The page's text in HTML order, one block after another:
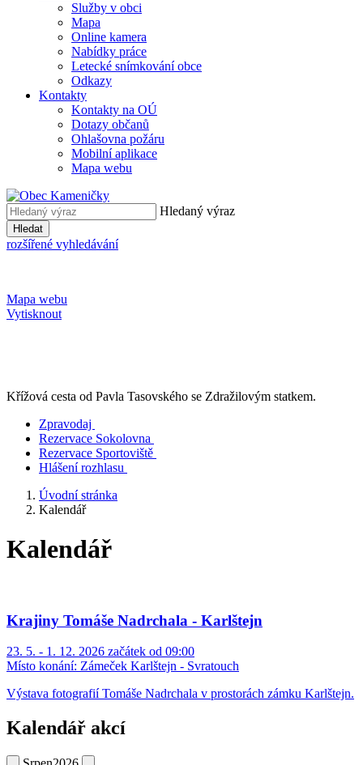
Služby v obci
Mapa
Online kamera
Nabídky práce
Letecké snímkování obce
Odkazy
Kontakty
Kontakty na OÚ
Dotazy občanů
Ohlašovna požáru
Mobilní aplikace
Mapa webu
Hledaný výraz
Hledat
rozšířené vyhledávání
Mapa webu
Vytisknout
Křížová cesta od Pavla Tasovského se Zdražilovým statkem.
Zpravodaj
Rezervace Sokolovna
Rezervace Sportoviště
Hlášení rozhlasu
Úvodní stránka
Kalendář
Kalendář
Krajiny Tomáše Nadrchala - Karlštejn
23. 5. - 1. 12. 2026 začátek od 09:00
Místo konání: Zámeček Karlštejn - Svratouch
Výstava fotografií Tomáše Nadrchala v prostorách zámku Karlštejn.
Kalendář akcí